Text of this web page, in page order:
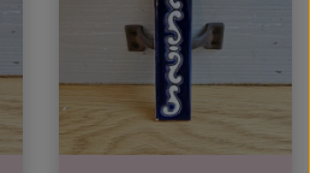
PYNT
GÆSTEBØGER